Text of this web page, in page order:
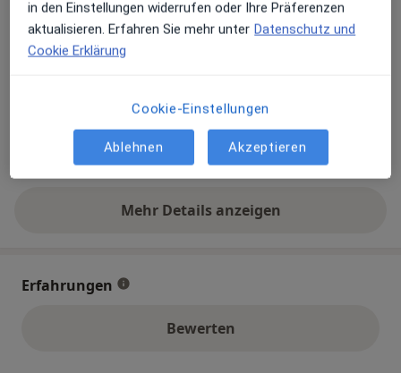
Zahlungsmodalitäten (private Besuche)
Telefonnummer
089 5...Telefonnummer anzeigen
Mehr Details anzeigen
über die Adresse
Erfahrungen
Bewerten
in den Einstellungen widerrufen oder Ihre Präferenzen
aktualisieren. Erfahren Sie mehr unter Datenschutz und
Cookie Erklärung
Cookie-Einstellungen
Ablehnen Akzeptieren